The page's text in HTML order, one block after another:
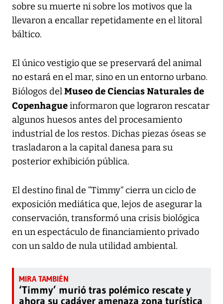
sobre su muerte ni sobre los motivos que la
llevaron a encallar repetidamente en el litoral
báltico.
El único vestigio que se preservará del animal
no estará en el mar, sino en un entorno urbano.
Biólogos delMuseo de Ciencias Naturales de
Copenhagueinformaron que lograron rescatar
algunos huesos antes del procesamiento
industrial de los restos. Dichas piezas óseas se
trasladaron a la capital danesa para su
posterior exhibición pública.
El destino final de “Timmy” cierra un ciclo de
exposición mediática que, lejos de asegurar la
conservación, transformó una crisis biológica
en un espectáculo de financiamiento privado
con un saldo de nula utilidad ambiental.
‘Timmy’ murió tras polémico rescate y
ahora su cadáver amenaza zona turística